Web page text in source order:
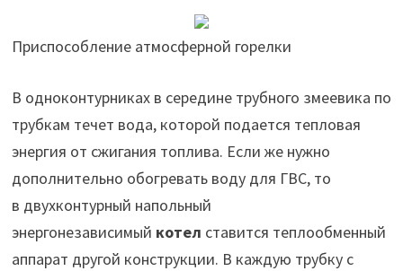
Приспособление атмосферной горелки
В одноконтурниках в середине трубного змеевика по
трубкам течет вода, которой подается тепловая
энергия от сжигания топлива. Если же нужно
дополнительно обогревать воду для ГВС, то
в двухконтурный напольный
энергонезависимый котел ставится теплообменный
аппарат другой конструкции. В каждую трубку с